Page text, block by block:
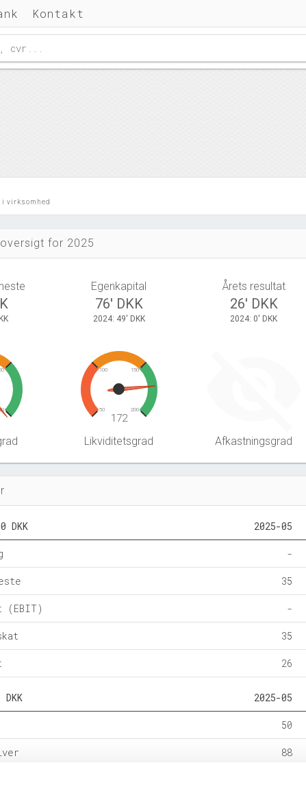
Kontakt
virksomhed
for 2025
Egenkapital
76' DKK
2024: 49' DKK
Årets resultat
26' DKK
2024: 0' DKK
50
100 150
200
172
Likviditetsgrad Afkastningsgrad
DKK 2025-05
-
35
-
35
26
2025-05
50
88